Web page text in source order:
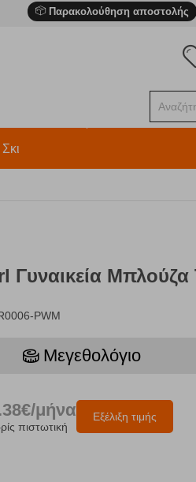
Παρακολούθηση αποστολής
Γυναικεία
PWM
Μεγεθολόγιο
Εξέλιξη τιμής
μήνα
πιστωτική